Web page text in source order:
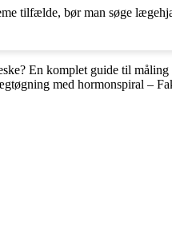
tilfælde, bør man søge
En komplet guide til
med hormonspiral –